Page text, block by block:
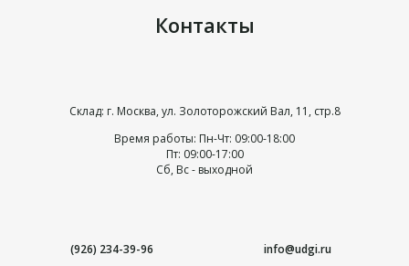
Контакты
Склад: г. Москва, ул. Золоторожский Вал, 11, стр.8
Время работы: Пн-Чт: 09:00-18:00
Пт: 09:00-17:00
Сб, Вс - выходной
(926) 234-39-96 info@udgi.ru